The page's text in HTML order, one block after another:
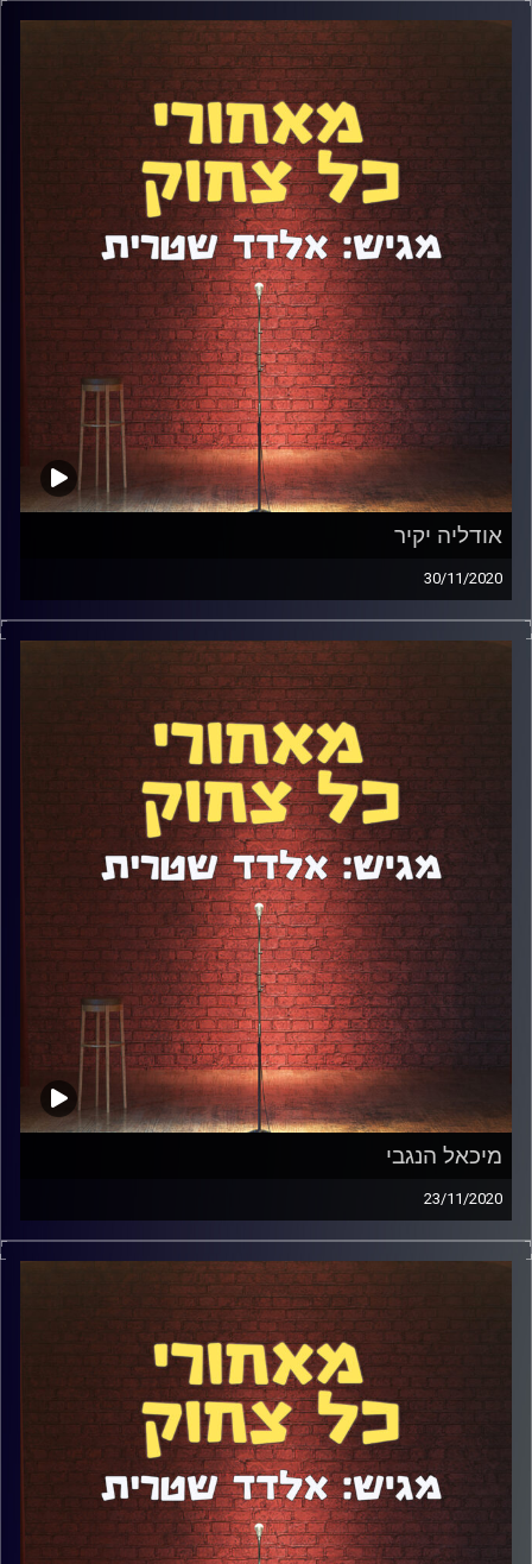
אודליה יקיר
30/11/2020
אודליה יקיר היא קומיקאית, תסריטאית, עיתונאית, ומה לא
בעצם. היא הוציאה שני ספרים, מעבירה לא פחות מ-5 הרצאות
שונות, ואחרי כל זה עוד יש לה זמן לחפש חתן. דיברנו על
יצירה, תחושת מיצוי בסטנדאפ ומעבר לאפיקים אחרים,
חשיבות של הומור בחיים ובזוגיות, ועוד מלא. קבלו את פרק
קרדיט תמונות:אלדד שטרית
מיכאל הנגבי
23/11/2020
מיכאל הנגבי התחיל את הקריירה שלו כבר בגיל 10. איך זה
קרה? תשובות בפרק.
מאז הוא עושה כמעט הכל: משחק, תיאטרון, סטנדאפ,
טלוויזיה, הנחייה ועוד.
דיברנו על הדרך שהוא עשה, על הקווים שמנחים אותו, על
השיעור שתקופת הקורונה לימדה אותו, על התמודדות עם
ביקורת ועוד הרבה.
קרדיט תמונות:אלדד שטרית